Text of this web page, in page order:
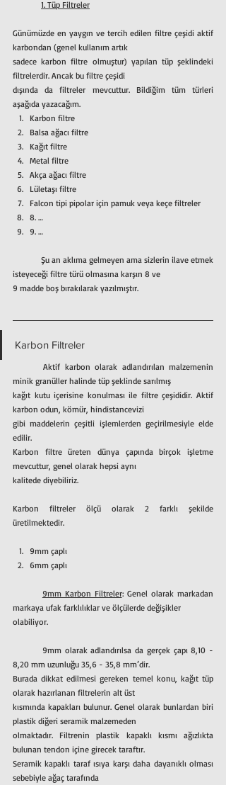
	1. Tüp Filtreler
Günümüzde en yaygın ve tercih edilen filtre çeşidi aktif
karbondan (genel kullanım artık
sadece karbon filtre olmuştur) yapılan tüp şeklindeki
filtrelerdir. Ancak bu filtre çeşidi
dışında da filtreler mevcuttur. Bildiğim tüm türleri
aşağıda yazacağım.
Karbon filtre
Balsa ağacı filtre
Kağıt filtre
Metal filtre
Akça ağacı filtre
Lületaşı filtre
Falcon tipi pipolar için pamuk veya keçe filtreler
8. …
9. …
isteyeceği filtre türü olmasına karşın 8 ve
9 madde boş bırakılarak yazılmıştır.
Karbon Filtreler
	Aktif karbon olarak adlandırılan malzemenin
minik granüller halinde tüp şeklinde sarılmış
kağıt kutu içerisine konulması ile filtre çeşididir. Aktif
karbon odun, kömür, hindistancevizi
gibi maddelerin çeşitli işlemlerden geçirilmesiyle elde
edilir.
Karbon filtre üreten dünya çapında birçok işletme
mevcuttur, genel olarak hepsi aynı
kalitede diyebiliriz.
Karbon filtreler ölçü olarak 2 farklı şekilde
üretilmektedir.
9mm çaplı
6mm çaplı
9mm Karbon Filtreler: Genel olarak markadan
markaya ufak farklılıklar ve ölçülerde değişikler
olabiliyor.
8,20 mm uzunluğu 35,6 - 35,8 mm’dir.
Burada dikkat edilmesi gereken temel konu, kağıt tüp
olarak hazırlanan filtrelerin alt üst
kısmında kapakları bulunur. Genel olarak bunlardan biri
plastik diğeri seramik malzemeden
olmaktadır. Filtrenin plastik kapaklı kısmı ağızlıkta
bulunan tendon içine girecek taraftır.
Seramik kapaklı taraf ısıya karşı daha dayanıklı olması
sebebiyle ağaç tarafında